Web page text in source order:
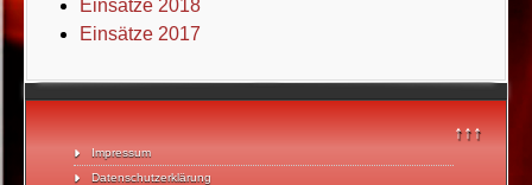
↑↑↑
Impressum
Datenschutzerklärung
Einsätze 2018
Einsätze 2017